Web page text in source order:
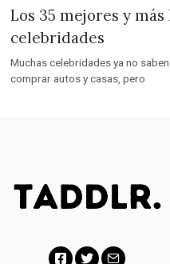
Los 35 mejores y
celebridades
Muchas celebridades ya no
comprar autos y casas, pero